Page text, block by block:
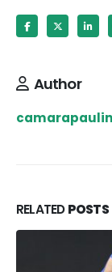
Author
RELATEDPOSTS